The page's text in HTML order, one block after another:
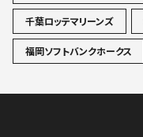
千葉ロッテマリーンズ
福岡ソフトバンクホークス